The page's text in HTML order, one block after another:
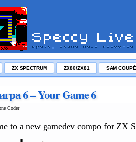
ZX SPECTRUM ZX80/ZX81 SAM COUPÉ
6 – Your Game 6
Coder
to a new gamedev compo for ZX